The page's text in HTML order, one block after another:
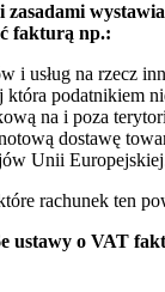
zasadami
fakturą np.:
i usług na rzecz
która podatnikiem
na i poza
dostawę
Unii
rachunek ten
ustawy o VAT